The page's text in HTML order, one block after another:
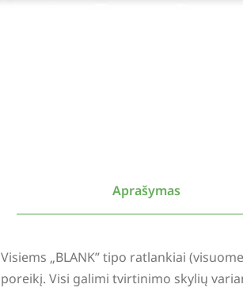
Aprašymas
Visiems „BLANK” tipo ratlankiai
poreikį. Visi galimi tvirtinimo skylių